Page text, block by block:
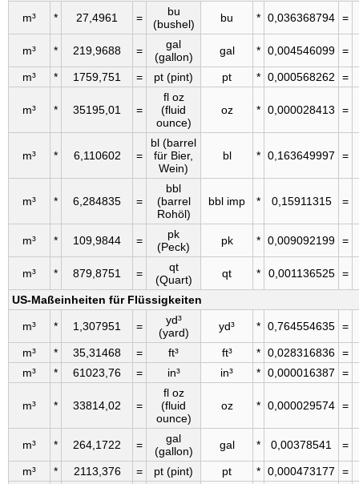
m³ * 27,4961 =
bu
(bushel)
bu * 0,036368794 =
m³ * 219,9688 =
gal
(gallon)
gal * 0,004546099 =
m³ * 1759,751 = pt (pint) pt * 0,000568262 =
m³ * 35195,01 =
fl oz
(fluid
ounce)
oz * 0,000028413 =
m³ * 6,110602 =
bl (barrel
für Bier,
Wein)
bl * 0,163649997 =
m³ * 6,284835 =
bbl
(barrel
Rohöl)
bbl imp * 0,15911315 =
m³ * 109,9844 =
pk
(Peck)
pk * 0,009092199 =
m³ * 879,8751 =
qt
(Quart)
qt * 0,001136525 =
US-Maßeinheiten für Flüssigkeiten
m³ * 1,307951 =
yd³
(yard)
yd³ * 0,764554635 =
m³ * 35,31468 = ft³ ft³ * 0,028316836 =
m³
* 61023,76 = in³ in³ * 0,000016387 =
m³ * 33814,02 =
fl oz
(fluid
ounce)
oz * 0,000029574 =
m³ * 264,1722 =
gal
(gallon)
gal * 0,00378541 =
m³ * 2113,376 = pt (pint) pt * 0,000473177 =